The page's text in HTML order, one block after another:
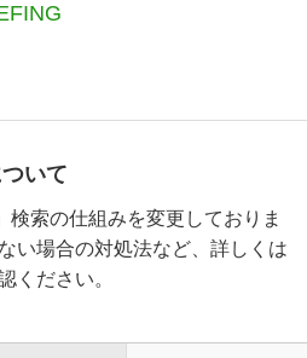
いて
検索の仕組みを変更しておりま
い場合の対処法など、詳しくは
ください。